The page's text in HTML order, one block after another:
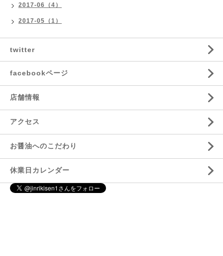
2017-06（4）
2017-05（1）
twitter
facebookページ
店舗情報
アクセス
お醤油へのこだわり
休業日カレンダー